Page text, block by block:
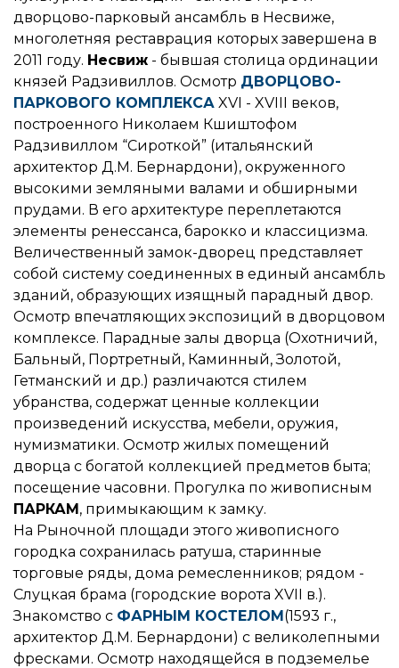
дворцово-парковый ансамбль в Несвиже,
многолетняя реставрация которых завершена в
2011 году. Несвиж - бывшая столица ординации
князей Радзивиллов. Осмотр ДВОРЦОВО-
ПАРКОВОГО КОМПЛЕКСА XVI - XVIII веков,
построенного Николаем Кшиштофом
Радзивиллом “Сироткой” (итальянский
архитектор Д.М. Бернардони), окруженного
высокими земляными валами и обширными
прудами. В его архитектуре переплетаются
элементы ренессанса, барокко и классицизма.
Величественный замок-дворец представляет
собой систему соединенных в единый ансамбль
зданий, образующих изящный парадный двор.
Осмотр впечатляющих экспозиций в дворцовом
комплексе. Парадные залы дворца (Охотничий,
Бальный, Портретный, Каминный, Золотой,
Гетманский и др.) различаются стилем
убранства, содержат ценные коллекции
произведений искусства, мебели, оружия,
нумизматики. Осмотр жилых помещений
дворца с богатой коллекцией предметов быта;
посещение часовни. Прогулка по живописным
ПАРКАМ, примыкающим к замку.
На Рыночной площади этого живописного
городка сохранилась ратуша, старинные
торговые ряды, дома ремесленников; рядом -
Слуцкая брама (городские ворота XVII в.).
Знакомство с ФАРНЫМ КОСТЕЛОМ(1593 г.,
архитектор Д.М. Бернардони) с великолепными
фресками. Осмотр находящейся в подземелье